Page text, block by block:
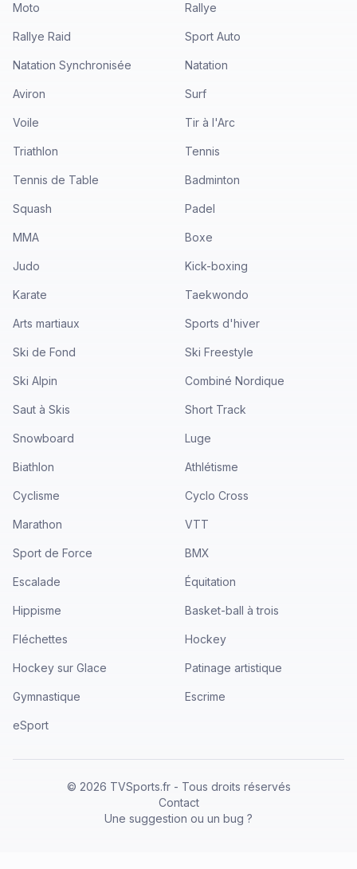
Moto Rallye
Rallye Raid Sport Auto
Natation Synchronisée Natation
Aviron Surf
Voile Tir à l'Arc
Triathlon Tennis
Tennis de Table Badminton
Squash Padel
MMA Boxe
Judo Kick-boxing
Karate Taekwondo
Arts martiaux Sports d'hiver
Ski de Fond Ski Freestyle
Ski Alpin Combiné Nordique
Saut à Skis Short Track
Snowboard Luge
Biathlon Athlétisme
Cyclisme Cyclo Cross
Marathon VTT
Sport de Force BMX
Escalade Équitation
Hippisme Basket-ball à trois
Fléchettes Hockey
Hockey sur Glace Patinage artistique
Gymnastique Escrime
eSport
© 2026 TVSports.fr - Tous droits réservés
Contact
Une suggestion ou un bug ?